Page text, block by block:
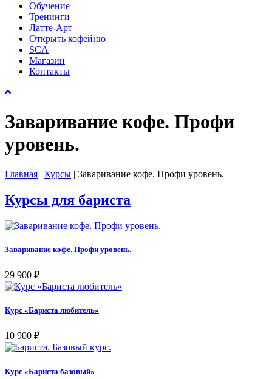
Обучение
Тренинги
Латте-Арт
Открыть кофейню
SCA
Магазин
Контакты
Заваривание кофе. Профи
уровень.
Главная | Курсы | Заваривание кофе. Профи уровень.
Курсы для бариста
Заваривание кофе. Профи уровень.
29 900 ₽
Курс «Бариста любитель»
10 900 ₽
Курс «Бариста базовый»